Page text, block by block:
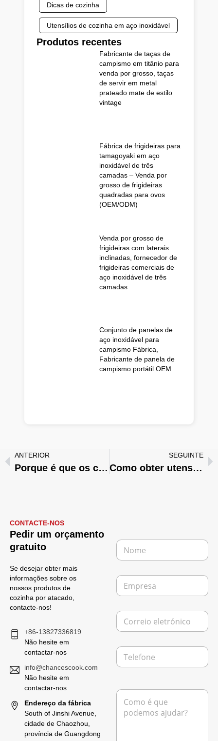
Dicas de cozinha
Utensílios de cozinha em aço inoxidável
Produtos recentes
Fabricante de taças de
campismo em titânio para
venda por grosso, taças
de servir em metal
prateado mate de estilo
vintage
Fábrica de frigideiras para
tamagoyaki em aço
inoxidável de três
camadas – Venda por
grosso de frigideiras
quadradas para ovos
(OEM/ODM)
Venda por grosso de
frigideiras com laterais
inclinadas, fornecedor de
frigideiras comerciais de
aço inoxidável de três
camadas
Conjunto de panelas de
aço inoxidável para
campismo Fábrica,
Fabricante de panela de
campismo portátil OEM
ANTERIOR
Porque é que os chefes de cozinha evitam as frigideiras antiaderentes nas cozinhas profissionais?
SEGUINTE
Como obter utensílios de cozinha para campismo de alta qualidade da China em 2026
CONTACTE-NOS
Pedir um orçamento
gratuito
Se desejar obter mais
informações sobre os
nossos produtos de
cozinha por atacado,
contacte-nos!
+86-13827336819
Não hesite em
contactar-nos
info@chancescook.com
Não hesite em
contactar-nos
Endereço da fábrica
South of Jinshi Avenue,
cidade de Chaozhou,
província de Guangdong
N
m
*E
p
e
s
a
C
r
e
i
o
l
T
l
f
oeM